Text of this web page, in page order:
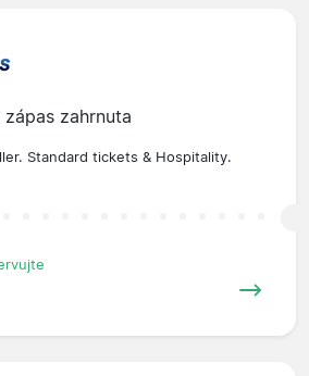
zahrnuta
Standard tickets & Hospitality.